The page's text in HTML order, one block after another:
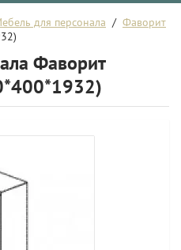
для персонала
  /
Фаворит
Фаворит